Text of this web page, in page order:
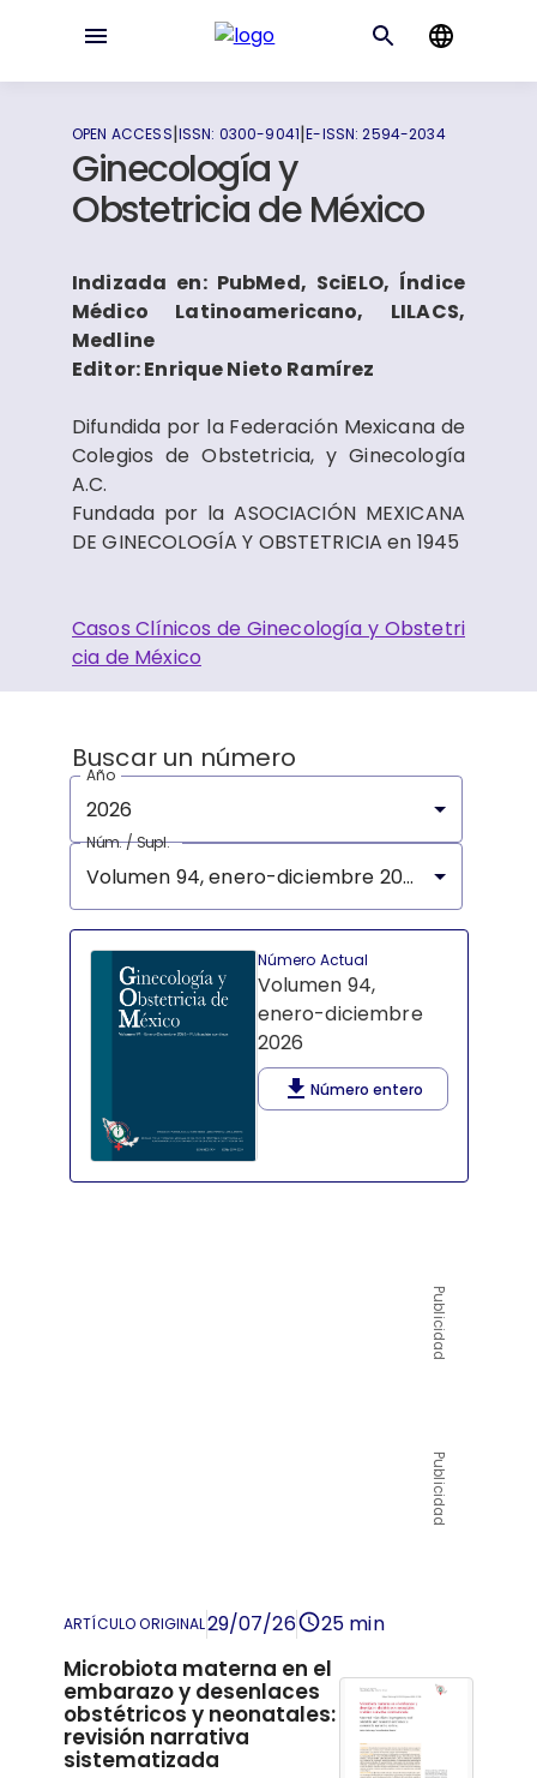
OPEN ACCESS|ISSN: 0300-9041|E-ISSN:2594-2034
Ginecología y
Obstetricia de México
Indizada en: PubMed, SciELO, Índice
Médico Latinoamericano, LILACS,
Medline
Editor: Enrique Nieto Ramírez
Difundida por la Federación Mexicana de
Colegios de Obstetricia, y Ginecología
A.C.
Fundada por la ASOCIACIÓN MEXICANA
DE GINECOLOGÍA Y OBSTETRICIA en 1945
Casos Clínicos de Ginecología y Obstetri
cia de México
Buscar un número
Año
2026
Núm. / Supl.
Volumen 94, enero-diciembre 2026
Número Actual
Volumen 94,
enero-diciembre
2026
Número entero
Publicidad
Publicidad
ARTÍCULO ORIGINAL29/07/26 25 min
Microbiota materna en el
embarazo y desenlaces
obstétricos y neonatales:
revisión narrativa
sistematizada